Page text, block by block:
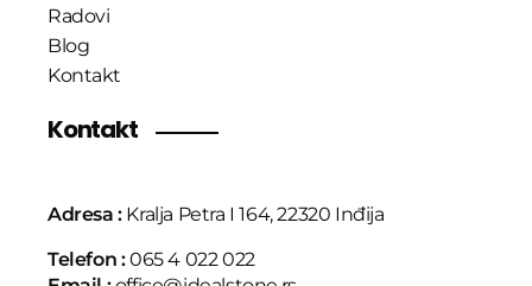
Radovi
Blog
Kontakt
Kontakt
Adresa : Kralja Petra I 164, 22320 Inđija
Telefon :065 4 022 022